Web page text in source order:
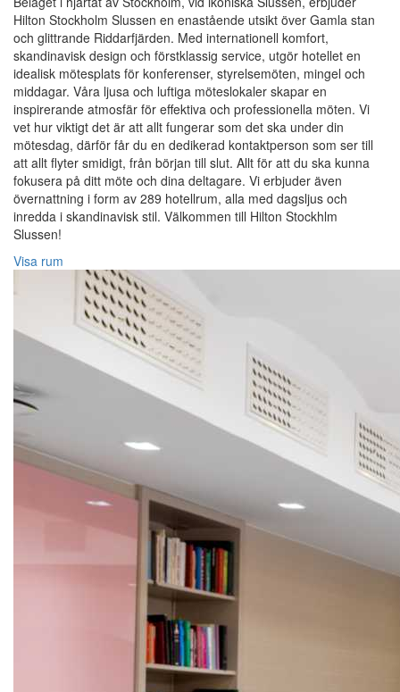
Hilton Stockholm Slussen en enastående utsikt över Gamla stan
och glittrande Riddarfjärden. Med internationell komfort,
skandinavisk design och förstklassig service, utgör hotellet en
idealisk mötesplats för konferenser, styrelsemöten, mingel och
middagar. Våra ljusa och luftiga möteslokaler skapar en
inspirerande atmosfär för effektiva och professionella möten. Vi
vet hur viktigt det är att allt fungerar som det ska under din
mötesdag, därför får du en dedikerad kontaktperson som ser till
att allt flyter smidigt, från början till slut. Allt för att du ska kunna
fokusera på ditt möte och dina deltagare. Vi erbjuder även
övernattning i form av 289 hotellrum, alla med dagsljus och
inredda i skandinavisk stil. Välkommen till Hilton Stockhlm
Slussen!
Visa rum